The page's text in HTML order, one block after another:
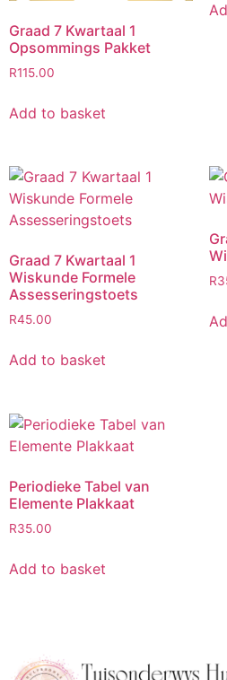
Graad 7 Kwartaal 1
Opsommings Pakket
R115.00
Add to basket
Graad 7 Kwartaal 1
Wiskunde Formele
Assesseringstoets
R45.00
Add to basket
R
Periodieke Tabel van
Elemente Plakkaat
R35.00
Add to basket